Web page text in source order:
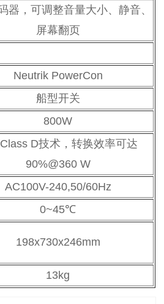
器，可调整音量大小、静音、
屏幕翻页
Neutrik PowerCon
船型开关
800W
D技术，转换效率可达
90%@360 W
AC100V-240,50/60Hz
0~45℃
198x730x246mm
13kg